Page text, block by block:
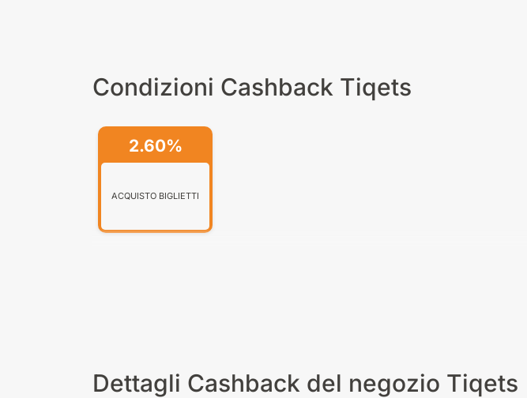
Condizioni Cashback Tiqets
2.60%
ACQUISTO BIGLIETTI
Dettagli Cashback del negozio Tiqets